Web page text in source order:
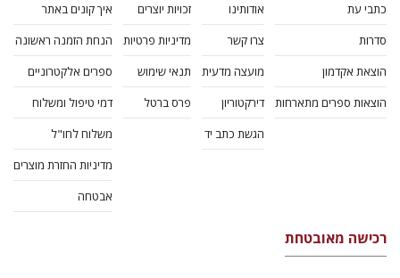
כתבי עת
סדרות
הוצאת אקדמון
הוצאות ספרים מתארחות
אודותינו
צרו קשר
מועצה מדעית
דירקטוריון
הגשת כתב יד
זכויות יוצרים
מדיניות פרטיות
תנאי שימוש
פרס ברטל
איך קונים באתר
הנחת הזמנה ראשונה
ספרים אלקטרוניים
דמי טיפול ומשלוח
משלוח לחו"ל
מדיניות החזרת מוצרים
אבטחה
רכישה מאובטחת